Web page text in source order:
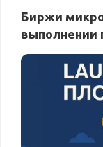
Биржи
выполнении